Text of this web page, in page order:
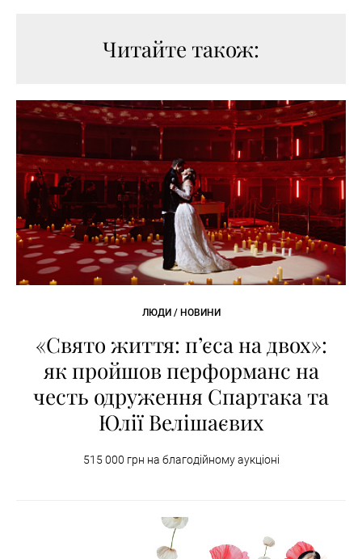
Читайте також:
ЛЮДИ / НОВИНИ
«Свято життя: п’єса на двох»:
як пройшов перформанс на
честь одруження Спартака та
Юлії Велішаєвих
515 000 грн на благодійному аукціоні